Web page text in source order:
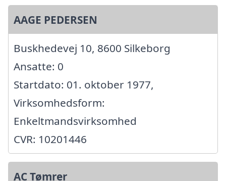
AAGE PEDERSEN
Buskhedevej 10, 8600 Silkeborg
Ansatte: 0
Startdato: 01. oktober 1977,
Virksomhedsform:
Enkeltmandsvirksomhed
CVR: 10201446
AC Tømrer